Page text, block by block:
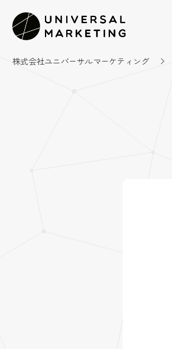
株式会社ユニバーサルマーケティング